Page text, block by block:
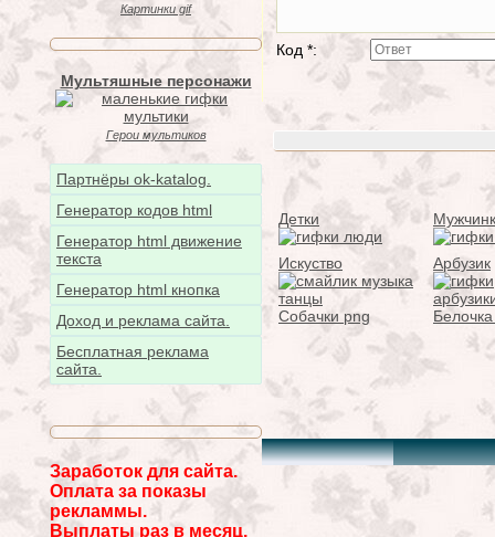
Картинки gif
Мультяшные персонажи
Герои мультиков
Партнёры ok-katalog.
Генератор кодов html
Генератор html движение
текста
Генератор html кнопка
Доход и реклама сайта.
Бесплатная реклама
сайта.
Заработок для сайта.
Оплата за показы
рекламмы.
Выплаты раз в месяц.
Код *:
Детки
Искуство Арбузик
Собачки png